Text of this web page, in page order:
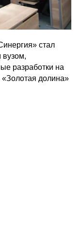
стал
вузом,
разработки на
долина»